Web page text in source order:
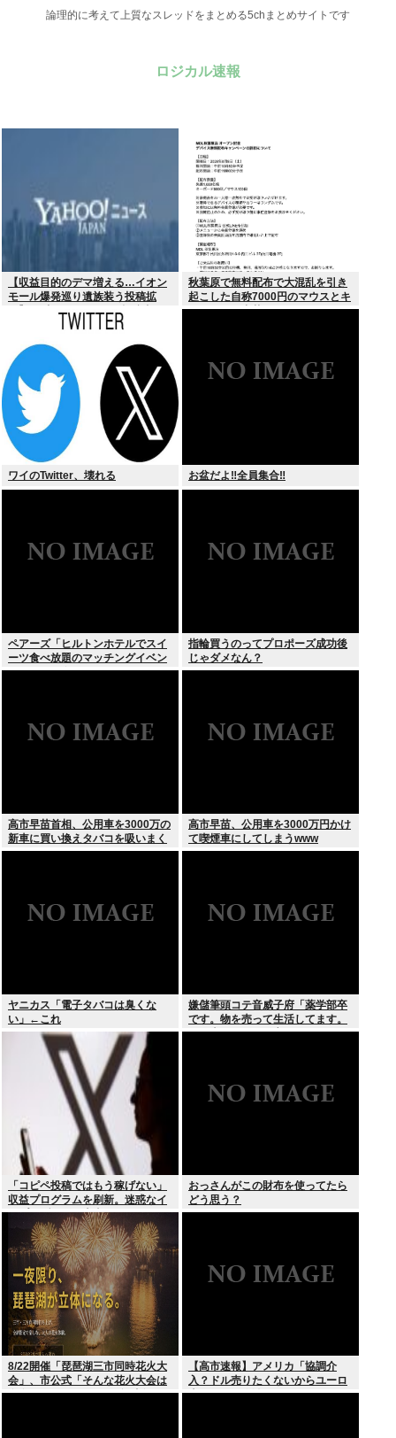
論理的に考えて上質なスレッドをまとめる5chまとめサイトです
ロジカル速報
【収益目的のデマ増える…イオン
モール爆発巡り遺族装う投稿拡
散】X（旧ツイッター）投稿者
「閲覧数稼ぎや承認欲求止まらな
秋葉原で無料配布で大混乱を引き
起こした自称7000円のマウスとキ
ーボード、中華サイトで1500円で
ワイのTwitter、壊れる お盆だよ‼全員集合‼
ペアーズ「ヒルトンホテルでスイ
ーツ食べ放題のマッチングイベン
トやるぞ。女2500円男7000円
指輪買うのってプロポーズ成功後
じゃダメなん？
高市早苗首相、公用車を3000万の
新車に買い換えタバコを吸いまく
っていた
高市早苗、公用車を3000万円かけ
て喫煙車にしてしまうwww
ヤニカス「電子タバコは臭くな
い」←これ
嫌儲筆頭コテ音威子府「薬学部卒
です。物を売って生活してます。
何を売ってるかは言えません」
「コピペ投稿ではもう稼げない」
収益プログラムを刷新。迷惑なイ
ンプレゾンビは本当にいなくなる
のか？
おっさんがこの財布を使ってたら
どう思う？
8/22開催「琵琶湖三市同時花火大
会」、市公式「そんな花火大会は
存在しない」→ SNS阿鼻叫喚
【高市速報】アメリカ「協調介
入？ドル売りたくないからユーロ
売るわ」EU激怒www